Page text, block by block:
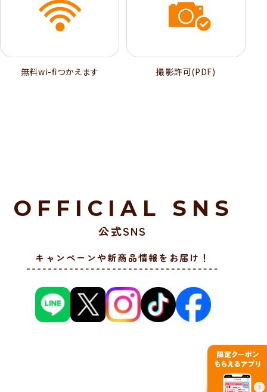
無料wi-ﬁつかえます 撮影許可(PDF)
OFFICIAL SNS
公式SNS
キャンペーンや新商品情報をお届け！